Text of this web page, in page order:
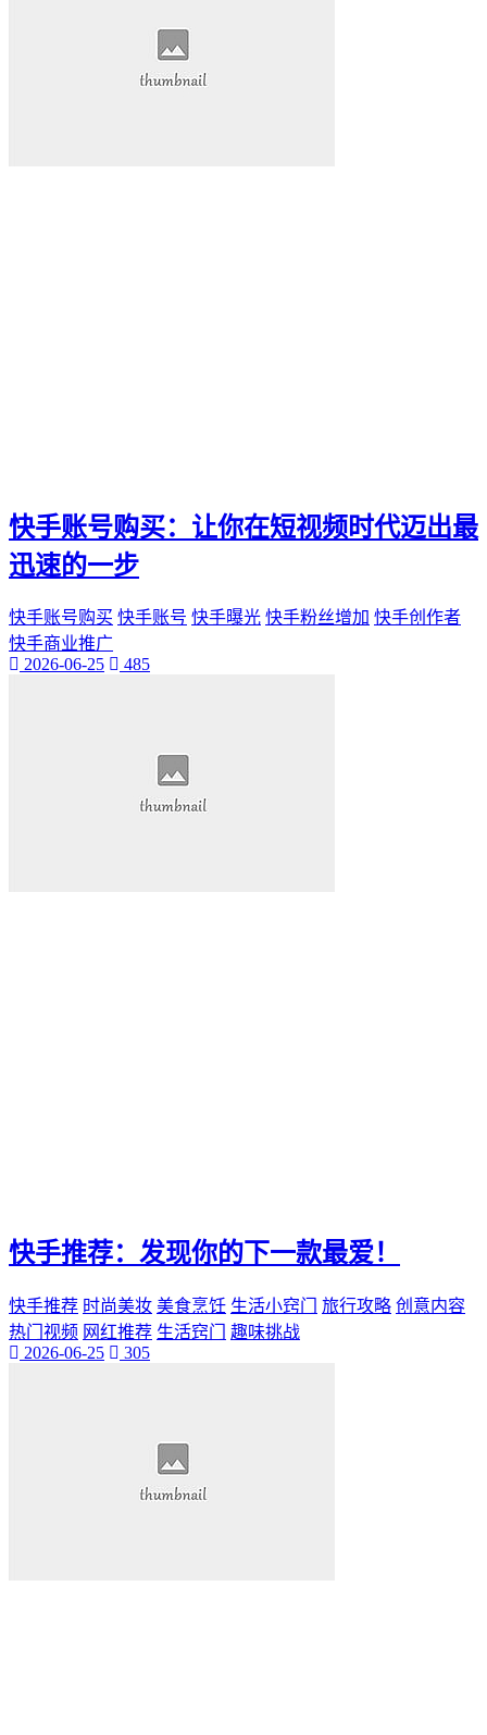
快手账号购买：让你在短视频时代迈出最
迅速的一步
快手账号购买 快手账号 快手曝光 快手粉丝增加 快手创作者
快手商业推广
2026-06-25
485
快手推荐：发现你的下一款最爱！
快手推荐 时尚美妆 美食烹饪 生活小窍门 旅行攻略 创意内容
热门视频 网红推荐 生活窍门
趣味挑战
2026-06-25
305